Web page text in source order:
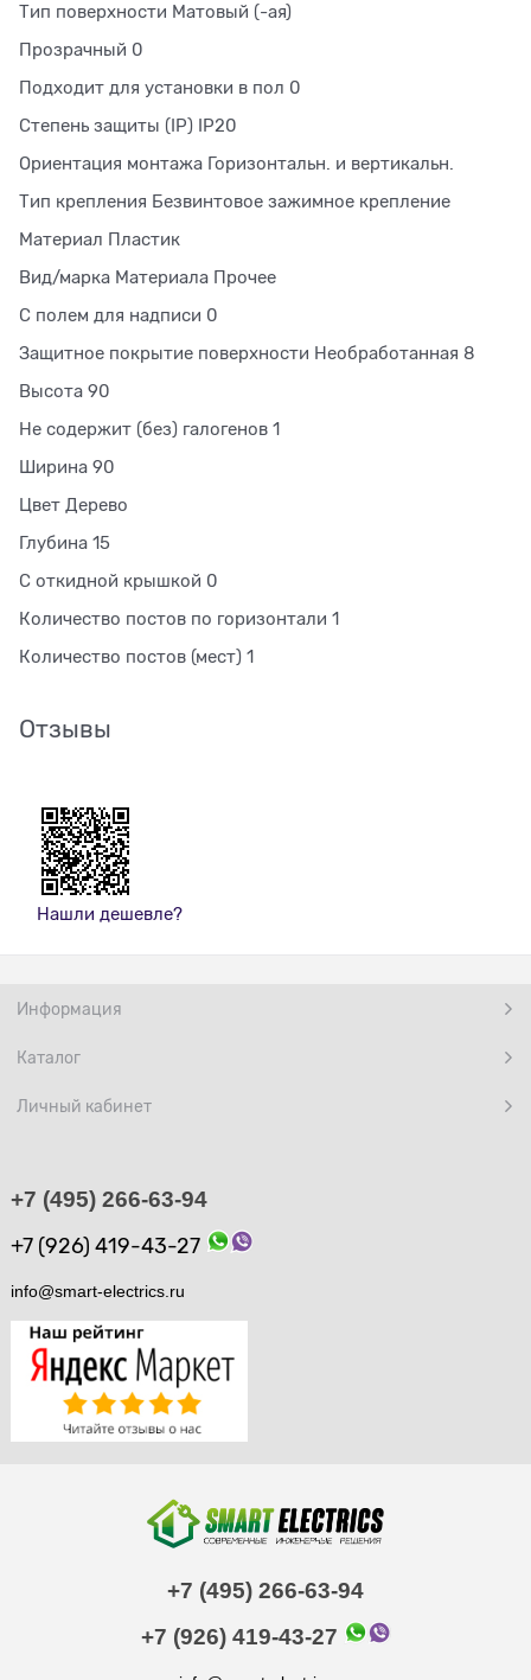
Тип поверхности Матовый (-ая)
Прозрачный 0
Подходит для установки в пол 0
Степень защиты (IP) IP20
Ориентация монтажа Горизонтальн. и вертикальн.
Тип крепления Безвинтовое зажимное крепление
Материал Пластик
Вид/марка Материала Прочее
С полем для надписи 0
Защитное покрытие поверхности Необработанная 8
Высота 90
Не содержит (без) галогенов 1
Ширина 90
Цвет Дерево
Глубина 15
С откидной крышкой 0
Количество постов по горизонтали 1
Количество постов (мест) 1
Отзывы
Нашли дешевле?
Информация
Каталог
Личный кабинет
+7 (495) 266-63-94
+7 (926) 419-43-27
info@smart-electrics.ru
+7 (495) 266-63-94
+7 (926) 419-43-27